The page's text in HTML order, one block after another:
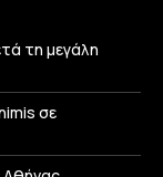
τη μεγάλη
σε